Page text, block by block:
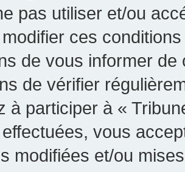
pas utiliser et/ou
ces
de vous informer
de vérifier
à participer à «
vous
modifiées et/ou